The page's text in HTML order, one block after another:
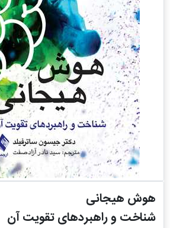
هوش هیجانی
شناخت و راهبردهای تقویت آن